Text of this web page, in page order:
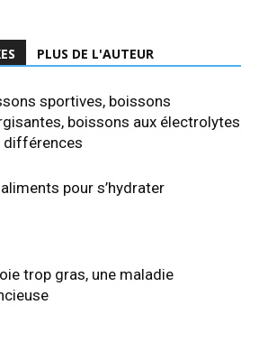
PLUS DE L'AUTEUR
sportives, boissons
boissons aux électrolytes
différences
pour s’hydrater
trop gras, une maladie